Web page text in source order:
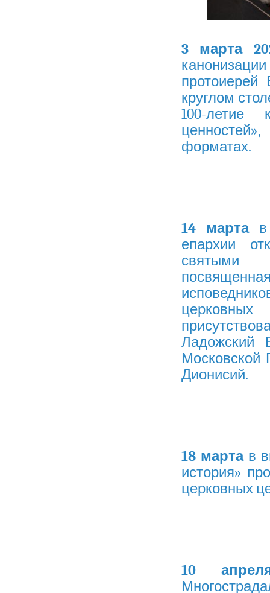
3 марта
круглом
100-летие
форматах.
14 мартав
епархии
святыми
Ладожский
Московской
Дионисий.
18 мартав
история»
церковных
10